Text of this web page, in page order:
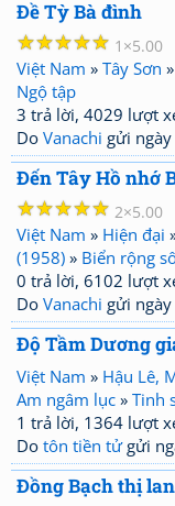
Đề Tỳ Bà đình
☆
☆
☆
☆
☆ 1 5.00
Việt Nam » Tây Sơn »
Ngộ tập
3 trả lời, 4029 lượt
Do Vanachi gửi
Đến Tây Hồ nhớ
☆
☆
☆
☆
☆ 2 5.00
Việt Nam » Hiện đại
(1958) » Biển rộng
0 trả lời, 6102 lượt
Do Vanachi gửi
Độ Tầm Dương
Việt Nam » Hậu Lê,
Am ngâm lục » Tinh
1 trả lời, 1364 lượt
Do tôn tiền tửgửi
Đồng Bạch thị